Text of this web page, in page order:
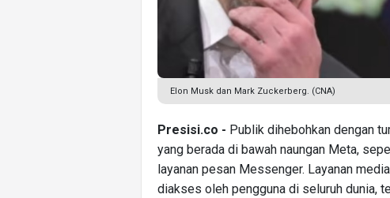
Elon Musk dan Mark Zuckerberg. (CNA)
Presisi.co - Publik dihebohkan dengan
yang berada di bawah naungan Meta,
layanan pesan Messenger. Layanan
diakses oleh pengguna di seluruh dunia,